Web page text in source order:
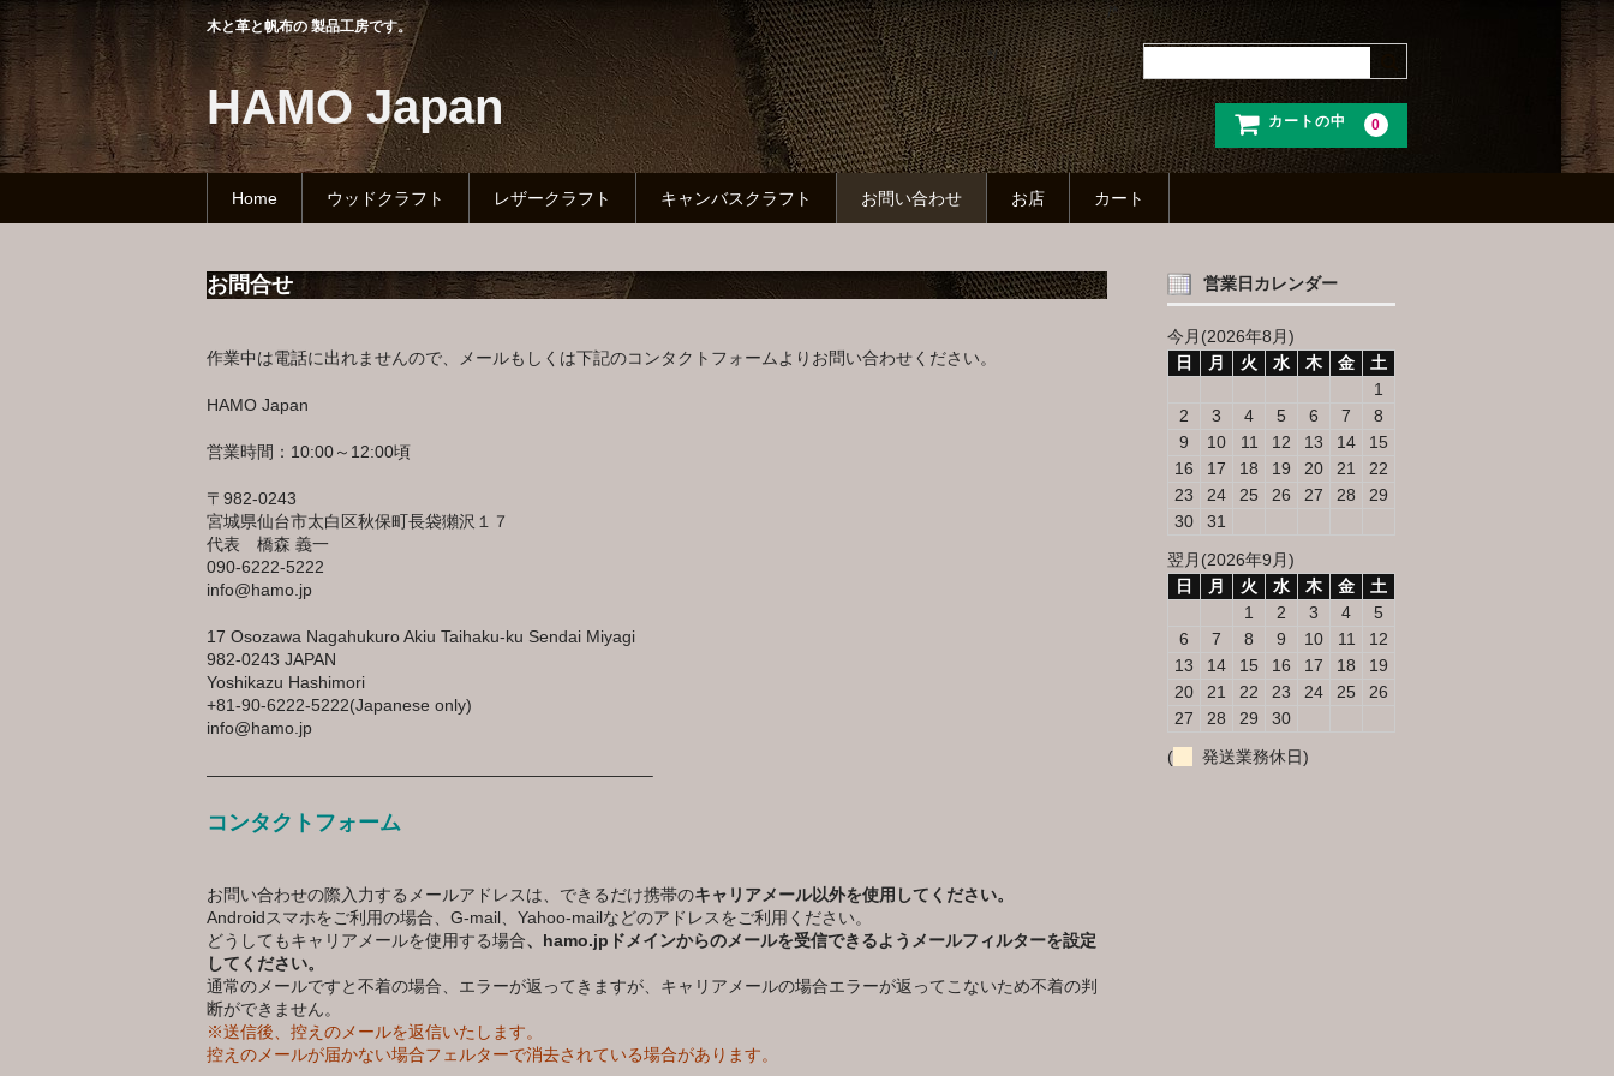
木と革と帆布の 製品工房です。
HAMO Japan
/*
*/
カートの中 0
Home ウッドクラフト レザークラフト キャンバスクラフト お問い合わせ お店 カート
お問合せ
作業中は電話に出れませんので、メールもしくは下記のコンタクトフォームよりお問い合わせください。
HAMO Japan
営業時間：10:00～12:00頃
〒982-0243
宮城県仙台市太白区秋保町長袋獺沢１７
代表 橋森 義一
090-6222-5222
info@hamo.jp
17 Osozawa Nagahukuro Akiu Taihaku-ku Sendai Miyagi
982-0243 JAPAN
Yoshikazu Hashimori
+81-90-6222-5222(Japanese only)
info@hamo.jp
——————————————————————————–
コンタクトフォーム
お問い合わせの際入力するメールアドレスは、できるだけ携帯のキャリアメール以外を使用してください。
Androidスマホをご利用の場合、G-mail、Yahoo‐mailなどのアドレスをご利用ください。
どうしてもキャリアメールを使用する場合、hamo.jpドメインからのメールを受信できるようメールフィルターを設定
してください。
通常のメールですと不着の場合、エラーが返ってきますが、キャリアメールの場合エラーが返ってこないため不着の判
断ができません。
※送信後、控えのメールを返信いたします。
控えのメールが届かない場合フェルターで消去されている場合があります。
営業日カレンダー
今月(2026年8月)
日
月 火 水 木 金
土
1
2
3 4 5 6 7
8
9
10 11 12 13 14
15
16
17 18 19 20 21
22
23
24 25 26 27 28
29
30
31
翌月(2026年9月)
日
月 火 水 木 金
土
1
2 3 4
5
6
7 8 9 10 11
12
13
14 15 16 17 18
19
20
21 22 23 24 25
26
27
28 29
30
(
発送業務休日)